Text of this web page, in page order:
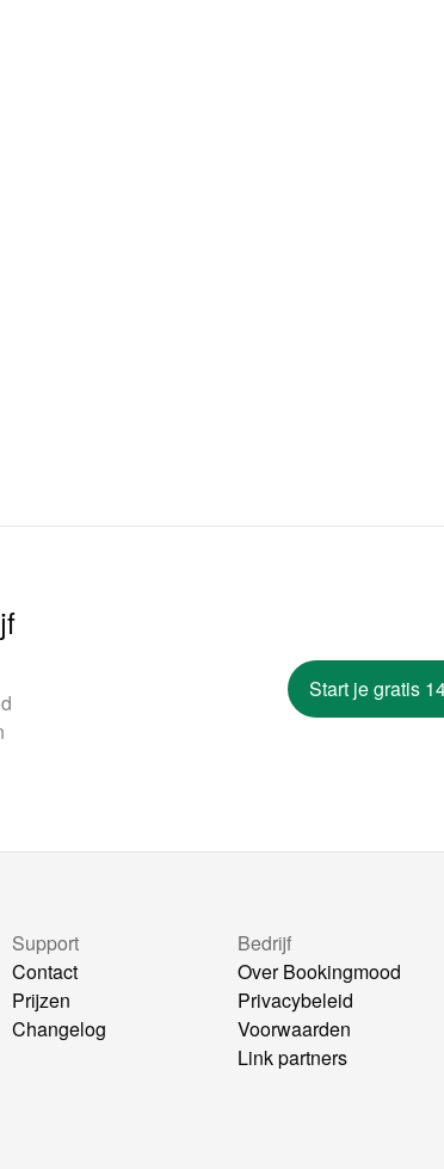
Start je gratis
Support
Contact
Prijzen
Changelog
Bedrijf
Over Bookingmood
Privacybeleid
Voorwaarden
Link partners